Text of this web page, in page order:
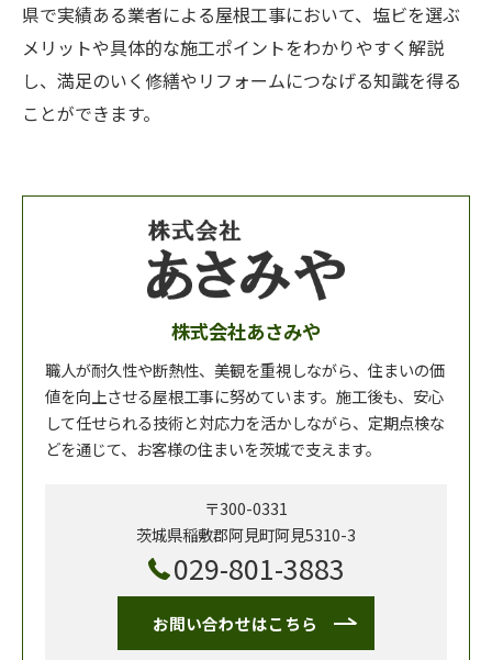
県で実績ある業者による屋根工事において、塩ビを選ぶ
メリットや具体的な施工ポイントをわかりやすく解説
し、満足のいく修繕やリフォームにつなげる知識を得る
ことができます。
株式会社あさみや
職人が耐久性や断熱性、美観を重視しながら、住まいの価
値を向上させる屋根工事に努めています。施工後も、安心
して任せられる技術と対応力を活かしながら、定期点検な
どを通じて、お客様の住まいを茨城で支えます。
〒300-0331
茨城県稲敷郡阿見町阿見5310-3
029-801-3883
お問い合わせはこちら